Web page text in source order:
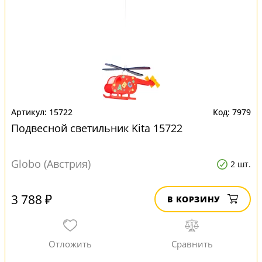
15722 7979
Подвесной светильник Kita 15722
Globo (Австрия) 2 шт.
3 788 ₽ В КОРЗИНУ